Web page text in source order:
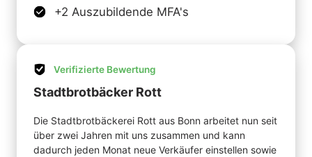
+2 Auszubildende MFA's
Verifizierte Bewertung
Stadtbrotbäcker Rott
Die Stadtbrotbäckerei Rott aus Bonn arbeitet nun seit
über zwei Jahren mit uns zusammen und kann
dadurch jeden Monat neue Verkäufer einstellen sowie